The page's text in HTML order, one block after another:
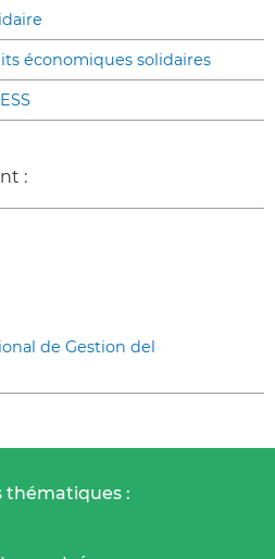
économiques solidaires
:
de Gestion del
thématiques :